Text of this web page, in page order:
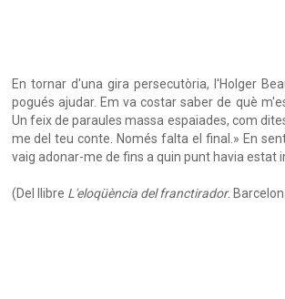
En tornar d'una gira persecutòria, l'Holger
pogués ajudar. Em va costar saber de què
Un feix de paraules massa espaiades, com
me del teu conte. Només falta el final.» En
vaig adonar-me de fins a quin punt havia estat
(Del llibre L'eloqüència del franctirador.